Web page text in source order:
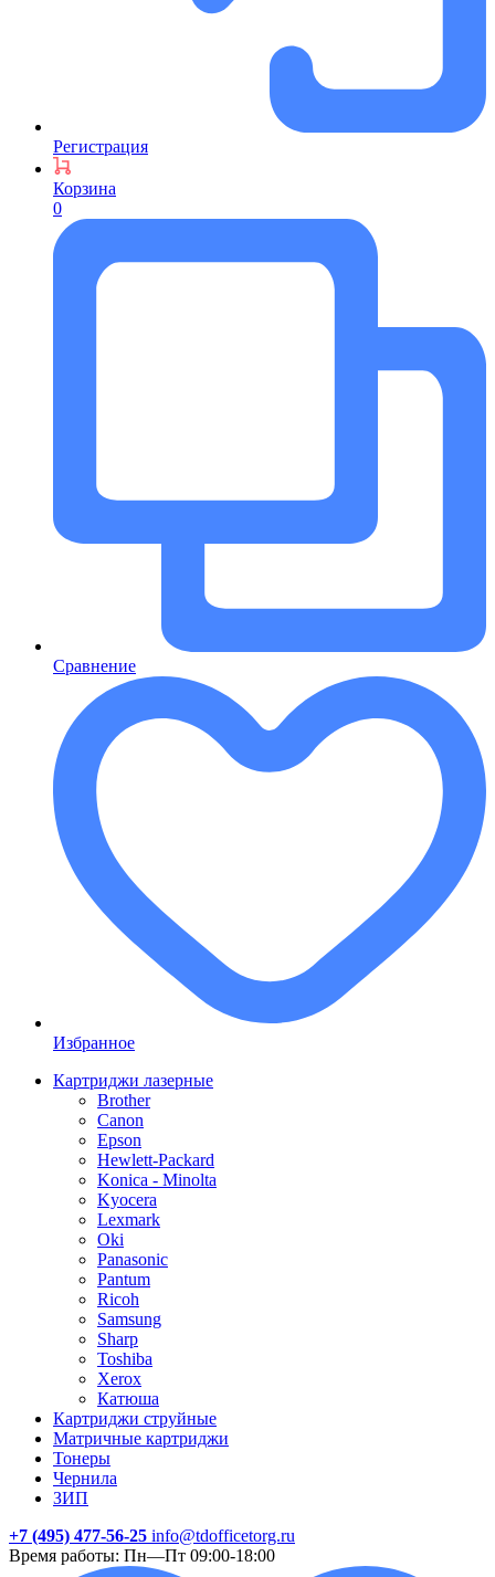
Регистрация
Корзина
0
Сравнение
Избранное
Картриджи лазерные
Brother
Canon
Epson
Hewlett-Packard
Konica - Minolta
Kyocera
Lexmark
Oki
Panasonic
Pantum
Ricoh
Samsung
Sharp
Toshiba
Xerox
Катюша
Картриджи струйные
Матричные картриджи
Тонеры
Чернила
ЗИП
+7 (495) 477-56-25 info@tdofficetorg.ru
Время работы: Пн—Пт 09:00-18:00